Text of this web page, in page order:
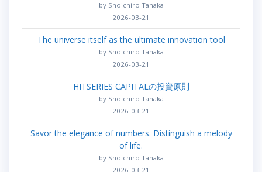
by Shoichiro Tanaka
2026-03-21
The universe itself as the ultimate innovation tool
by Shoichiro Tanaka
2026-03-21
HITSERIES CAPITALの投資原則
by Shoichiro Tanaka
2026-03-21
Savor the elegance of numbers. Distinguish a melody
of life.
by Shoichiro Tanaka
2026-03-21